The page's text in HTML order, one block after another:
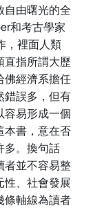
自由曙光的全
和考古學家
，裡面人類
直指所謂大歷
佛經濟系擔任
錯誤多，但有
容易形成一個
本書，意在否
多。換句話
者並不容易整
性、社會發展
條軸線為讀者